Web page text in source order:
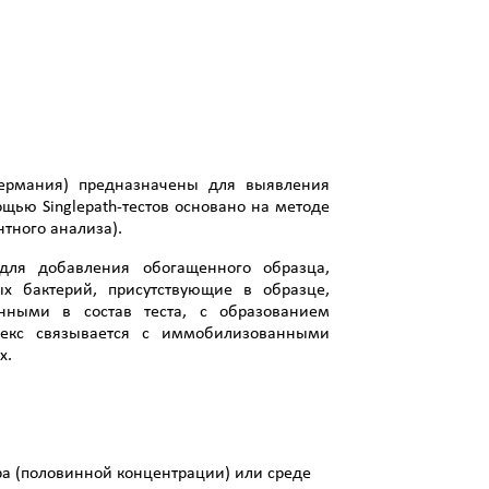
предназначены для выявления
Singlepath-тестов основано на методе
анализа).
добавления обогащенного образца,
бактерий, присутствующие в образце,
в состав теста, с образованием
связывается с иммобилизованными
(половинной концентрации) или среде